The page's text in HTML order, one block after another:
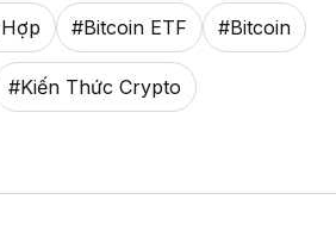
#Bitcoin ETF #Bitcoin
#Kiến Thức Crypto